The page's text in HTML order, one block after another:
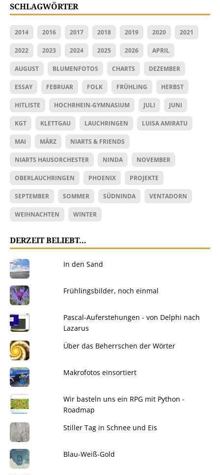
SCHLAGWÖRTER
2014 2016 2017 2018 2019 2020 2021
2022 2023 2024 2025 2026 APRIL
AUGUST BLUMENFOTOS CHARTS DEZEMBER
ESSAY FEBRUAR FOLK FRÜHLING HERBST
HITLISTE HOCHRHEIN-GYMNASIUM JULI JUNI
KGT KLETTGAU LAUCHRINGEN LUISA AMIRATU
MAI MÄRZ NIARTS & FRIENDS
NIARTS HAUSORCHESTER NINDA NOVEMBER
OBERLAUCHRINGEN PHOENIX PROJEKTE
SEPTEMBER SOMMER SÜDNINDA VENTADORN
WEIHNACHTEN WINTER
DERZEIT BELIEBT…
In den Sand
Frühlingsbilder, noch einmal
Pascal-Auferstehungen - von Delphi nach
Lazarus
Über das Beherrschen der Wörter
Makrofotos einsortiert
Wir basteln uns ein RPG mit Python -
Roadmap
Stiller Tag in Schnee und Eis
Blau-Weiß-Gold